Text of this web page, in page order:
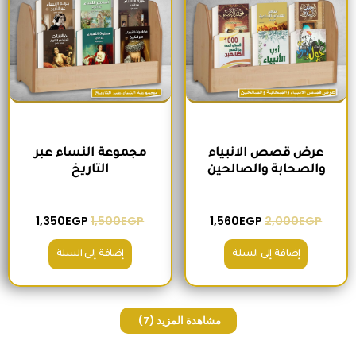
عرض قصص الانبياء
والصحابة والصالحين
2,000EGP
1,560EGP
إضافة إلى السلة
مجموعة النساء عبر
التاريخ
1,500EGP
1,350EGP
إضافة إلى السلة
مشاهدة المزيد (7)